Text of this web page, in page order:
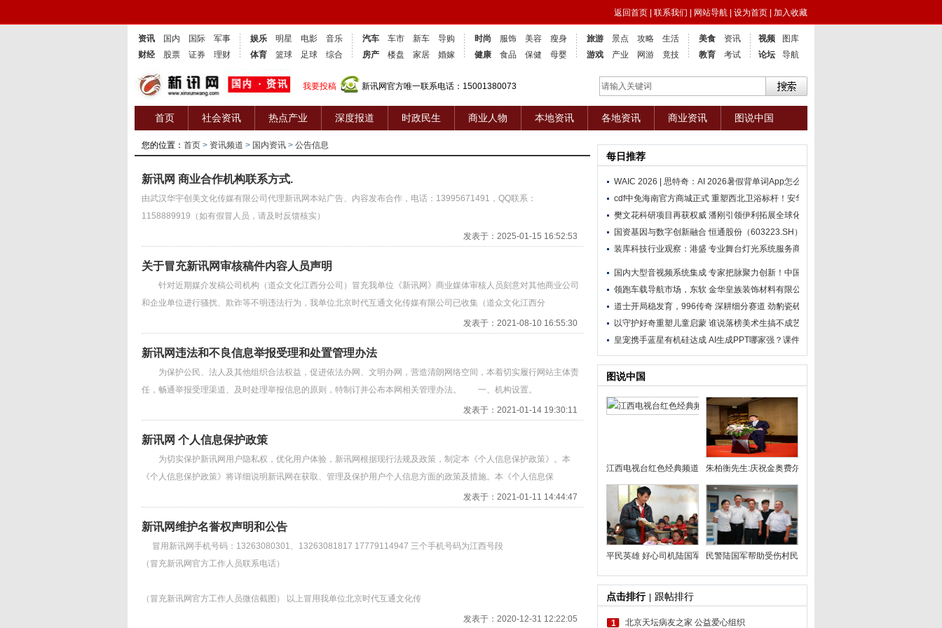
返回首页 联系我们 网站导航 设为首页 加入收藏
资讯 国内 国际
军事
财经
股票 证券 理财
娱乐 明星 电影
音乐
体育
篮球 足球 综合
汽车 车市 新车
导购
房产
楼盘 家居 婚嫁
时尚 服饰 美容
瘦身
健康
食品 保健 母婴
旅游 景点 攻略
生活
游戏
产业 网游 竟技
美食
资讯
教育
考试
视频
图库
论坛
导航
我要投稿 新讯网官方唯一联系电话：15001380073
首页 社会资讯 热点产业 深度报道 时政民生 商业人物 本地资讯 各地资讯 商业资讯 图说中国
您的位置： 首页 > 资讯频道 > 国内资讯 > 公告信息
新讯网 商业合作机构联系方式.
由武汉华宇创美文化传媒有限公司代理新讯网本站广告、内容发布合作，电话：13995671491，QQ联系：
1158889919（如有假冒人员，请及时反馈核实）
发表于：2025-01-15 16:52:53
关于冒充新讯网审核稿件内容人员声明
针对近期媒介发稿公司机构（道众文化江西分公司）冒充我单位《新讯网》商业媒体审核人员刻意对其他商业公司
和企业单位进行骚扰、欺诈等不明违法行为，我单位北京时代互通文化传媒有限公司已收集（道众文化江西分
发表于：2021-08-10 16:55:30
新讯网违法和不良信息举报受理和处置管理办法
为保护公民、法人及其他组织合法权益，促进依法办网、文明办网，营造清朗网络空间，本着切实履行网站主体责
任，畅通举报受理渠道、及时处理举报信息的原则，特制订并公布本网相关管理办法。 一、机构设置。
发表于：2021-01-14 19:30:11
新讯网 个人信息保护政策
为切实保护新讯网用户隐私权，优化用户体验，新讯网根据现行法规及政策，制定本《个人信息保护政策》。本
《个人信息保护政策》将详细说明新讯网在获取、管理及保护用户个人信息方面的政策及措施。本《个人信息保
发表于：2021-01-11 14:44:47
新讯网维护名誉权声明和公告
冒用新讯网手机号码：13263080301、13263081817 17779114947 三个手机号码为江西号段
（冒充新讯网官方工作人员联系电话）
（冒充新讯网官方工作人员微信截图） 以上冒用我单位北京时代互通文化传
发表于：2020-12-31 12:22:05
每日推荐
WAIC 2026 | 思特奇：AI 2026暑假背单词App怎么选
cdf中免海南官方商城正式 重塑西北卫浴标杆！安华
樊文花科研项目再获权威 潘刚引领伊利拓展全球化
国资基因与数字创新融合 恒通股份（603223.SH）：
装库科技行业观察：港盛 专业舞台灯光系统服务商
国内大型音视频系统集成 专家把脉聚力创新！中国
领跑车载导航市场，东软 金华皇族装饰材料有限公
道士开局稳发育，996传奇 深耕细分赛道 劲豹瓷砖斩
以守护好奇重塑儿童启蒙 谁说落榜美术生搞不成艺
皇宠携手蓝星有机硅达成 AI生成PPT哪家强？课件帮
图说中国
江西电视台红色经典频道主持朱柏衡先生:庆祝金奥费尔蒙酒
平民英雄 好心司机陆国军急救民警陆国军帮助受伤村民，体
点击排行 跟帖排行
1 北京天坛病友之家 公益爱心组织